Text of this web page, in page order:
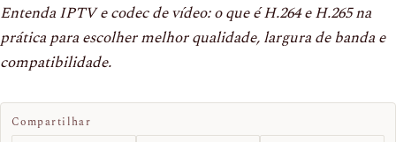
Entenda IPTV e codec de vídeo: o que é H.264 e H.265 na
prática para escolher melhor qualidade, largura de banda e
compatibilidade.
Compartilhar